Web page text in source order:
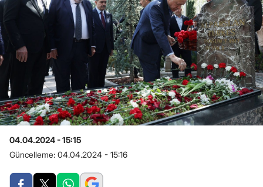
04.04.2024 - 15:15
Güncelleme: 04.04.2024 - 15:16